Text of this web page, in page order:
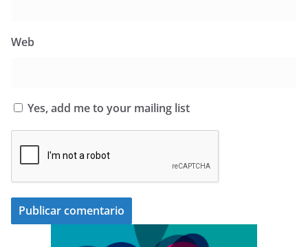
Web
Yes, add me to your mailing list